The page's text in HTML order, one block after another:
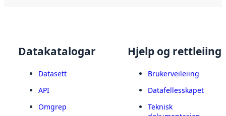
Datakatalogar
Datasett
API
Omgrep
Hjelp og rettleiing
Brukerveileiing
Datafellesskapet
Teknisk